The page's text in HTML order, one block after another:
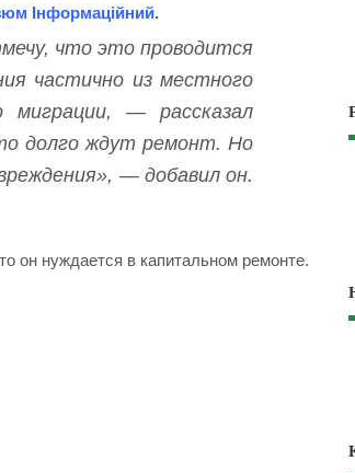
Інформаційний.
что это проводится
частично из местного
— рассказал
долго ждут ремонт. Но
— добавил он.
он нуждается в капитальном ремонте.